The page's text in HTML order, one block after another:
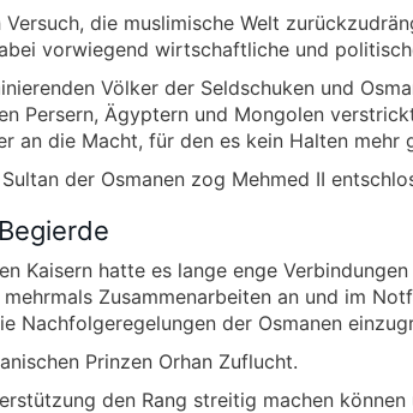
die muslimische Welt
vorwiegend wirtschaftliche und
Völker der Seldschuken und
Persern, Ägyptern und Mongolen
an die Macht, für den es kein Halten mehr
der Osmanen zog Mehmed II
Kaisern hatte es lange enge
Zusammenarbeiten an und im
Nachfolgeregelungen der Osmanen
Prinzen Orhan Zuflucht.
den Rang streitig machen